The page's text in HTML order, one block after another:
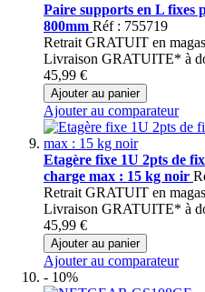
Paire supports en L fixes
800mm Réf : 755719
Retrait GRATUIT en
Livraison GRATUITE* à
45,99 €
Ajouter au panier
Ajouter au comparateur
Etagère fixe 1U 2pts de
charge max : 15 kg noir
Retrait GRATUIT en
Livraison GRATUITE* à
45,99 €
Ajouter au panier
Ajouter au comparateur
- 10%